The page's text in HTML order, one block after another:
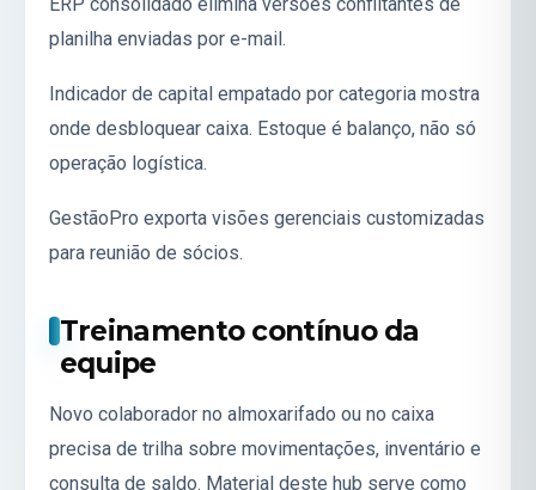
ERP consolidado elimina versões conflitantes de
planilha enviadas por e-mail.
Indicador de capital empatado por categoria mostra
onde desbloquear caixa. Estoque é balanço, não só
operação logística.
GestãoPro exporta visões gerenciais customizadas
para reunião de sócios.
Treinamento contínuo da
equipe
Novo colaborador no almoxarifado ou no caixa
precisa de trilha sobre movimentações, inventário e
consulta de saldo. Material deste hub serve como